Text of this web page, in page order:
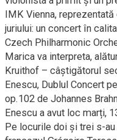
IMK Vienna,
juriului: un concert în
Czech Philharmonic
Marica va interpreta,
Kruithof – câștigătorul
Enescu, Dublul Concert
op.102 de Johannes
Enescu a avut loc marți,
Pe locurile doi și trei s-